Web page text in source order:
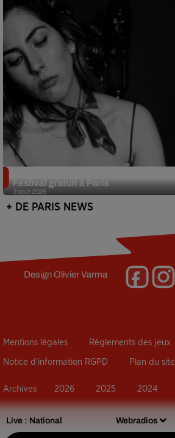
Live : National Webradios
3 août 2026
Festival gratuit à Paris
+ DE PARIS NEWS
DesignOlivier Varma
Mentions légales Règlements des jeux
Notice d’information RGPD Plan du site
Archives 2026 2025 2024